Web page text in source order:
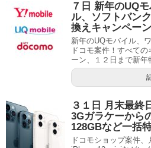
７日 新年のUQ
ル、ソフトバン
換えキャンペー
新年のUQモバイル、
ドコモ案件！すべて
ーン、１２日まで新
３１日 月末最終
3Gガラケーから
128GBなど一括
ドコモショップ案件、